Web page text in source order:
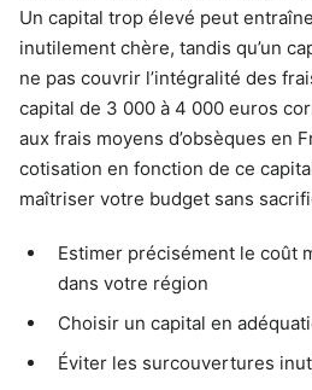
Un capital trop élevé peut
inutilement chère, tandis qu’un
ne pas couvrir l’intégralité des
capital de 3 000 à 4 000 euros
aux frais moyens d’obsèques en
cotisation en fonction de ce
maîtriser votre budget sans
Estimer précisément le coût
dans votre région
Choisir un capital en
Éviter les surcouvertures